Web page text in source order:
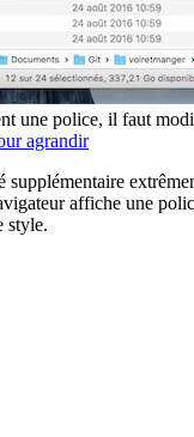
une police, il faut
agrandir
affiche une
style.